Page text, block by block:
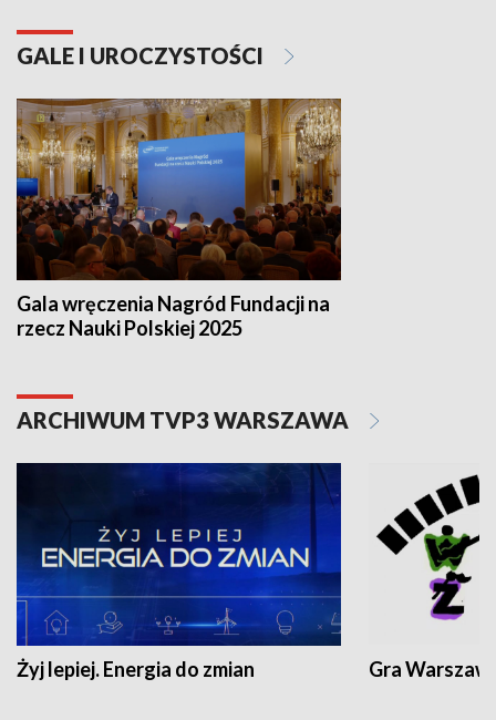
GALE I UROCZYSTOŚCI
Gala wręczenia Nagród Fundacji na
rzecz Nauki Polskiej 2025
ARCHIWUM TVP3 WARSZAWA
Żyj lepiej. Energia do zmian Gra